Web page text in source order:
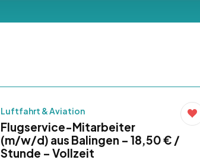
Luftfahrt & Aviation
Flugservice-Mitarbeiter
(m/w/d) aus Balingen – 18,50 € /
Stunde – Vollzeit